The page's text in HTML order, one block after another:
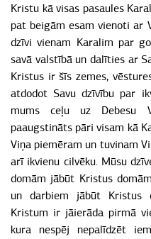
Kristu kā visas pasaules
pat beigām esam vienoti ar
dzīvi vienam Karalim par
savā valstībā un dalīties ar
Kristus ir šīs zemes,
atdodot Savu dzīvību par
mums ceļu uz Debesu
paaugstināts pāri visam kā
Viņa piemēram un tuvinam
arī ikvienu cilvēku. Mūsu
domām jābūt Kristus
un darbiem jābūt Kristus
Kristum ir jāierāda pirmā
kura nespēj nepalīdzēt